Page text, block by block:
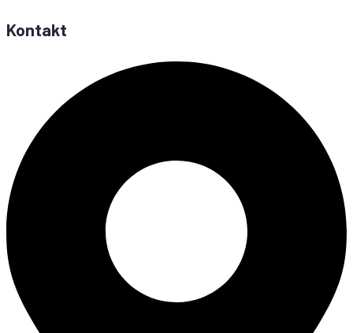
Kontakt